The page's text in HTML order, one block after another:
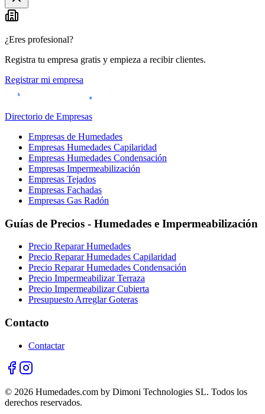
−
¿Eres profesional?
Registra tu empresa gratis y empieza a recibir clientes.
Registrar mi empresa
Directorio de Empresas
Empresas de Humedades
Empresas Humedades Capilaridad
Empresas Humedades Condensación
Empresas Impermeabilización
Empresas Tejados
Empresas Fachadas
Empresas Gas Radón
Guías de Precios - Humedades e Impermeabilización
Precio Reparar Humedades
Precio Reparar Humedades Capilaridad
Precio Reparar Humedades Condensación
Precio Impermeabilizar Terraza
Precio Impermeabilizar Cubierta
Presupuesto Arreglar Goteras
Contacto
Contactar
© 2026 Humedades.com by Dimoni Technologies SL. Todos los
derechos reservados.